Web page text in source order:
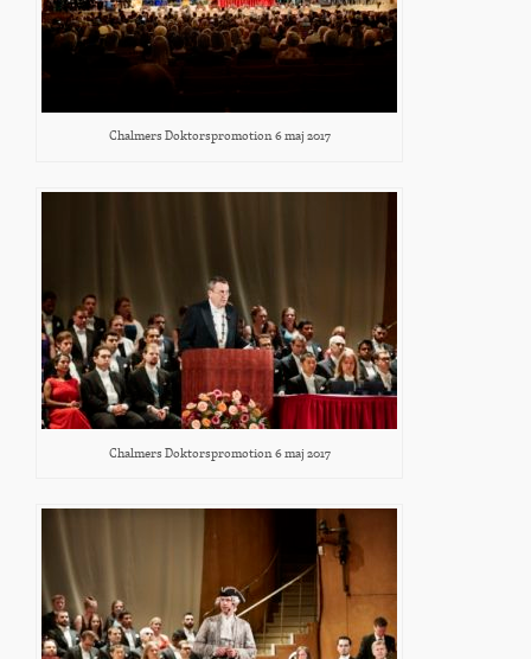
Chalmers Doktorspromotion 6 maj 2017
Chalmers Doktorspromotion 6 maj 2017